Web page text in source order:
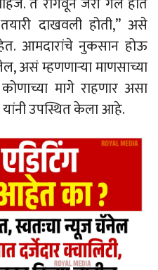
दाखवली होती,” असे
आमदारांचे नुकसान होऊ
असं म्हणणाऱ्या माणसाच्या
मागे राहणार असा
उपस्थित केला आहे.